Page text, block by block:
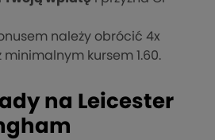
należy obrócić 4x
minimalnym kursem 1.60.
na Leicester